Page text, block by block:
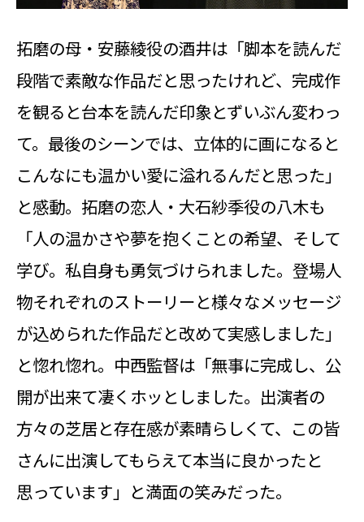
拓磨の母・安藤綾役の酒井は「脚本を読んだ
段階で素敵な作品だと思ったけれど、完成作
を観ると台本を読んだ印象とずいぶん変わっ
て。最後のシーンでは、立体的に画になると
こんなにも温かい愛に溢れるんだと思った」
と感動。拓磨の恋人・大石紗季役の八木も
「人の温かさや夢を抱くことの希望、そして
学び。私自身も勇気づけられました。登場人
物それぞれのストーリーと様々なメッセージ
が込められた作品だと改めて実感しました」
と惚れ惚れ。中西監督は「無事に完成し、公
開が出来て凄くホッとしました。出演者の
方々の芝居と存在感が素晴らしくて、この皆
さんに出演してもらえて本当に良かったと
思っています」と満面の笑みだった。